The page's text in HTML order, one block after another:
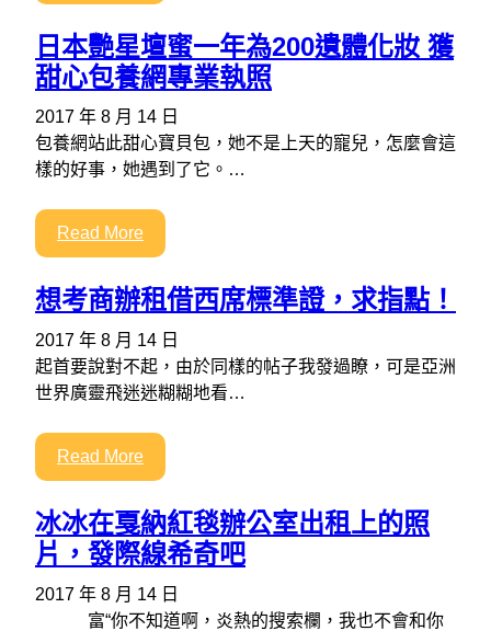
日本艷星壇蜜一年為200遺體化妝 獲
甜心包養網專業執照
2017 年 8 月 14 日
包養網站此甜心寶貝包，她不是上天的寵兒，怎麼會這
樣的好事，她遇到了它。…
Read More
想考商辦租借西席標準證，求指點！
2017 年 8 月 14 日
起首要說對不起，由於同樣的帖子我發過瞭，可是亞洲
世界廣靈飛迷迷糊糊地看…
Read More
冰冰在戛納紅毯辦公室出租上的照
片，發際線希奇吧
2017 年 8 月 14 日
富“你不知道啊，炎熱的搜索欄，我也不會和你